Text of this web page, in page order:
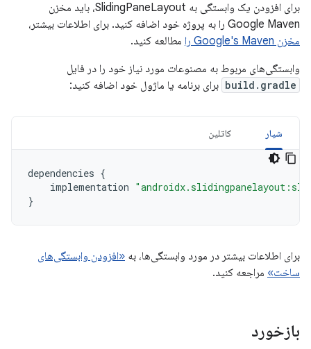
برای افزودن یک وابستگی به SlidingPaneLayout، باید مخزن
Google Maven را به پروژه خود اضافه کنید. برای اطلاعات بیشتر،
مخزن Google's Maven را
مطالعه کنید.
وابستگی‌های مربوط به مصنوعات مورد نیاز خود را در فایل
build.gradle برای برنامه یا ماژول خود اضافه کنید:
شیار کاتلین
dependencies {
implementation
}
برای اطلاعات بیشتر در مورد وابستگی‌ها، به «افزودن وابستگی‌های
ساخت» مراجعه کنید.
بازخورد